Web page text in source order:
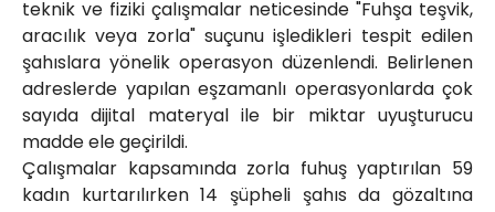
teknik ve fiziki çalışmalar neticesinde "Fuhşa teşvik,
aracılık veya zorla" suçunu işledikleri tespit edilen
şahıslara yönelik operasyon düzenlendi. Belirlenen
adreslerde yapılan eşzamanlı operasyonlarda çok
sayıda dijital materyal ile bir miktar uyuşturucu
madde ele geçirildi.
Çalışmalar kapsamında zorla fuhuş yaptırılan 59
kadın kurtarılırken 14 şüpheli şahıs da gözaltına